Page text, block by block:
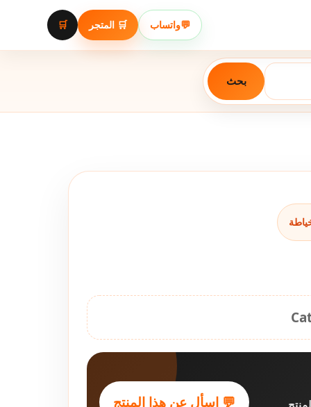
💬واتساب 🛒 المتجر 🛒
بحث
💬 اسأل عن هذا المنتج